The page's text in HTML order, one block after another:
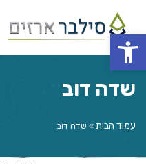
פתח סרגל
שדה דוב
עמוד הבית » שדה דוב